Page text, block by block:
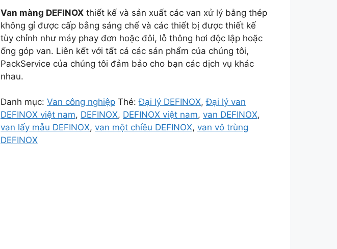
Van màng DEFINOX thiết kế và sản xuất các van xử lý bằng thép
không gỉ được cấp bằng sáng chế và các thiết bị được thiết kế
tùy chỉnh như máy phay đơn hoặc đôi, lỗ thông hơi độc lập hoặc
ống góp van. Liên kết với tất cả các sản phẩm của chúng tôi,
PackService của chúng tôi đảm bảo cho bạn các dịch vụ khác
nhau.
Danh mục: Van công nghiệp Thẻ:Đại lý DEFINOX,Đại lý van
DEFINOX việt nam, DEFINOX, DEFINOX việt nam, van DEFINOX,
van lấy mẫu DEFINOX, van một chiều DEFINOX, van vô trùng
DEFINOX